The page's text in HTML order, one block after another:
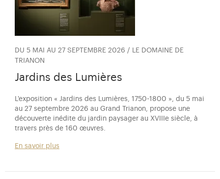
DU 5 MAI AU 27 SEPTEMBRE 2026 / LE DOMAINE DE
TRIANON
Jardins des Lumières
L'exposition « Jardins des Lumières, 1750-1800 », du 5 mai
au 27 septembre 2026 au Grand Trianon, propose une
découverte inédite du jardin paysager au XVIIIe siècle, à
travers près de 160 œuvres.
En savoir plus